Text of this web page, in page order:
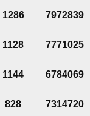
1286 7972839
1128 7771025
1144 6784069
828 7314720